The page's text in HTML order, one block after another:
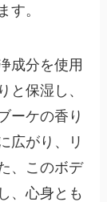
す。
成分を使用
と保湿し、
ーケの香り
広がり、リ
、このボデ
、心身とも